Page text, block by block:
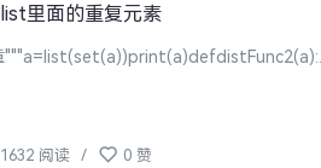
里面的重复元素
1632 阅读 / 0 赞